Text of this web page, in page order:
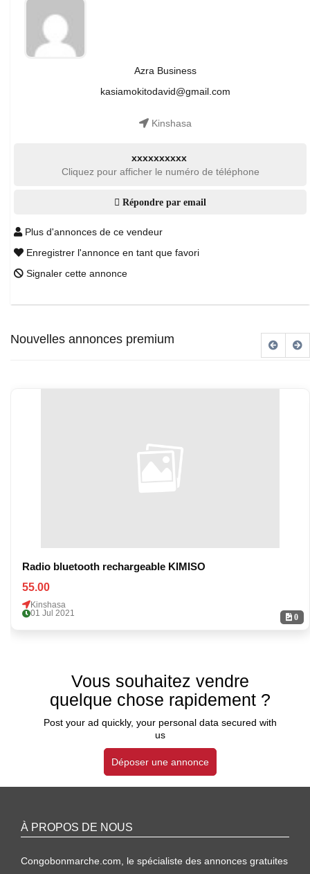
Azra Business
kasiamokitodavid@gmail.com
Kinshasa
xxxxxxxxxx
Cliquez pour afficher le numéro de téléphone
Répondre par email
Plus d'annonces de ce vendeur
Enregistrer l'annonce en tant que favori
Signaler cette annonce
Nouvelles annonces premium
0
Radio bluetooth rechargeable KIMISO
55.00
Kinshasa
01 Jul 2021
Vous souhaitez vendre
quelque chose rapidement ?
Post your ad quickly, your personal data secured with
us
Déposer une annonce
À PROPOS DE NOUS
Congobonmarche.com, le spécialiste des annonces gratuites